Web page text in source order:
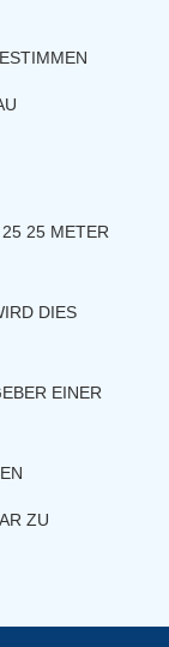
25 METER
DIES
EINER
ZU